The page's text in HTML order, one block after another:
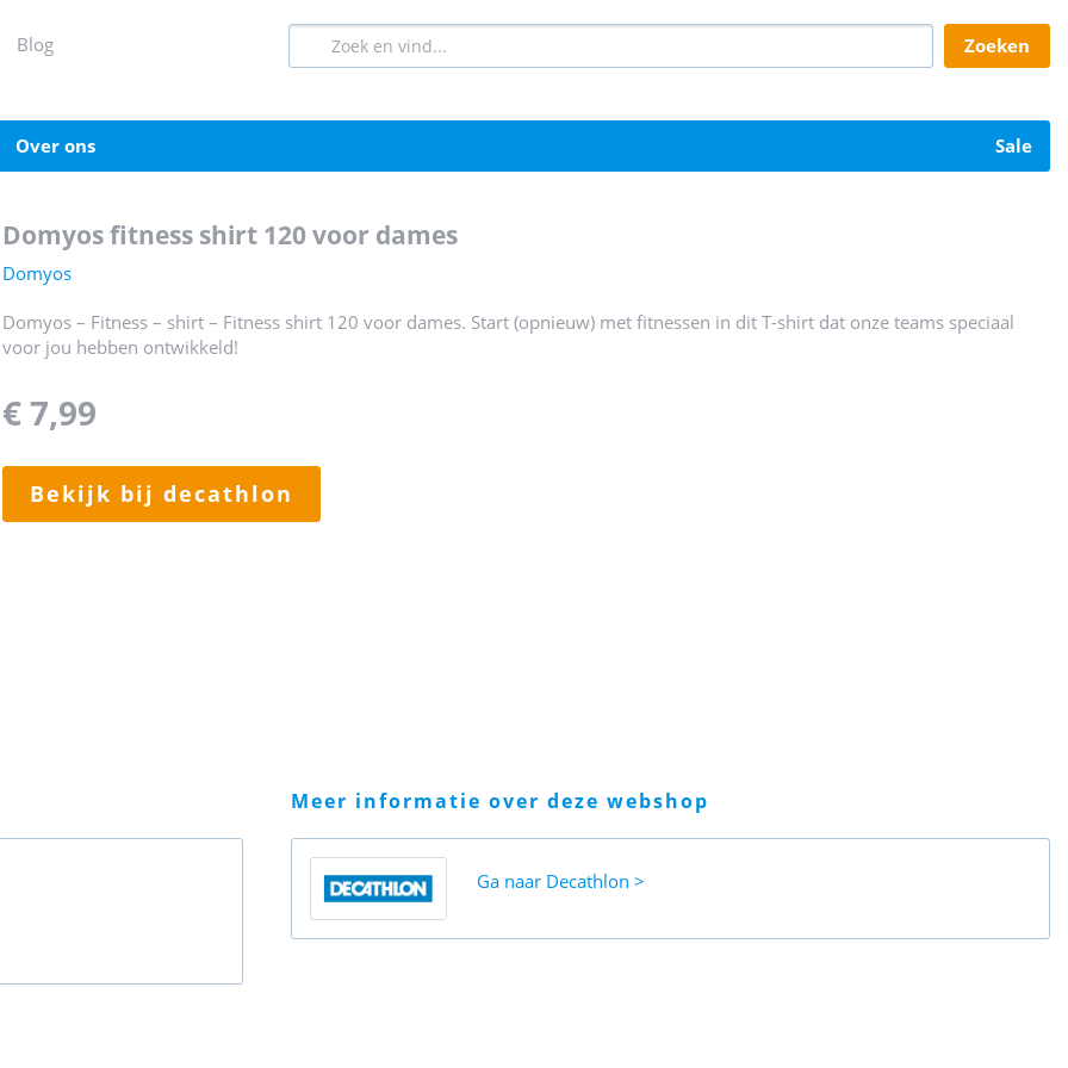
blog zoeken
over ons sale
domyos fitness shirt 120 voor dames
Domyos
Domyos – Fitness – shirt – Fitness shirt 120 voor dames. Start (opnieuw) met fitnessen in dit T-shirt dat onze teams speciaal
voor jou hebben ontwikkeld!
€ 7,99
bekijk bij decathlon
meer informatie over deze webshop
Ga naar Decathlon